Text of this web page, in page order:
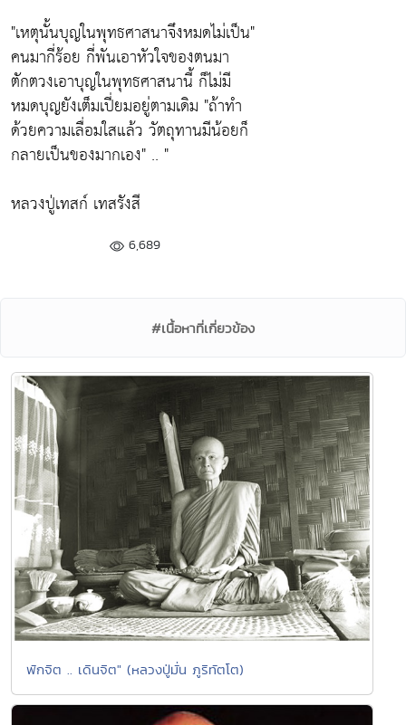
"เหตุนั้นบุญในพุทธศาสนาจึงหมดไม่เป็น"
คนมากี่ร้อย กี่พันเอาหัวใจของตนมา
ตักตวงเอาบุญในพุทธศาสนานี้ ก็ไม่มี
หมดบุญยังเต็มเปี่ยมอยู่ตามเดิม "ถ้าทำ
ด้วยความเลื่อมใสแล้ว วัตถุทานมีน้อยก็
กลายเป็นของมากเอง" .. "
หลวงปู่เทสก์ เทสรังสี
6,689
#เนื้อหาที่เกี่ยวข้อง
พักจิต .. เดินจิต" (หลวงปู่มั่น ภูริทัตโต)